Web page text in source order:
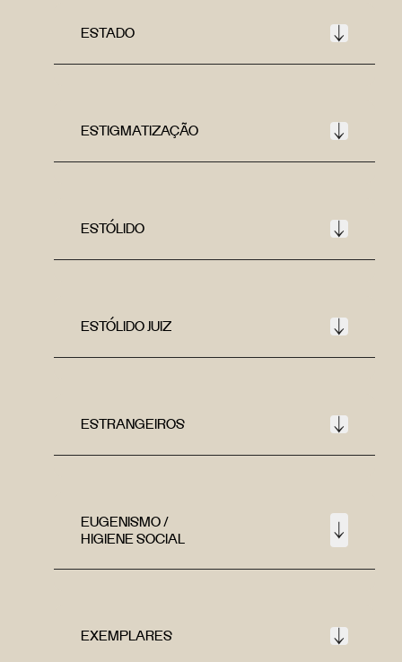
ESTADO
ESTIGMATIZAÇÃO
ESTÓLIDO
ESTÓLIDO JUIZ
ESTRANGEIROS
EUGENISMO /
HIGIENE SOCIAL
EXEMPLARES